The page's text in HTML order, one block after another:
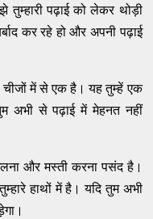
पढ़ाई को लेकर थोड़ी
कर रहे हो और अपनी पढ़ाई
चीजों में से एक है। यह तुम्हें एक
अभी से पढ़ाई में मेहनत नहीं
और मस्ती करना पसंद है।
हाथों में है। यदि तुम अभी